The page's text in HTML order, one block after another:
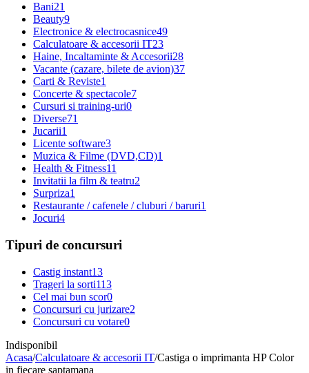
Bani21
Beauty9
Electronice & electrocasnice49
Calculatoare & accesorii IT23
Haine, Incaltaminte & Accesorii28
Vacante (cazare, bilete de avion)37
Carti & Reviste1
Concerte & spectacole7
Cursuri si training-uri0
Diverse71
Jucarii1
Licente software3
Muzica & Filme (DVD,CD)1
Health & Fitness11
Invitatii la film & teatru2
Surpriza1
Restaurante / cafenele / cluburi / baruri1
Jocuri4
Tipuri de concursuri
Castig instant13
Trageri la sorti113
Cel mai bun scor0
Concursuri cu jurizare2
Concursuri cu votare0
Indisponibil
Acasa/Calculatoare & accesorii IT/Castiga o imprimanta HP Color
in fiecare saptamana